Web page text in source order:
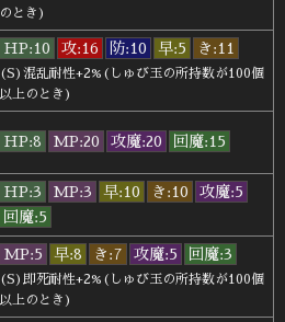
のとき)
HP:10 攻:16 防:10 早:5 き:11
(S)混乱耐性+2%(しゅび玉の所持数が100個
以上のとき)
HP:8 MP:20 攻魔:20 回魔:15
HP:3 MP:3 早:10 き:10
攻魔:5
回魔:5
MP:5 早:8 き:7 攻魔:5 回魔:3
(S)即死耐性+2%(しゅび玉の所持数が100個
以上のとき)